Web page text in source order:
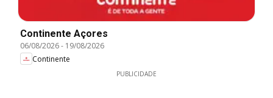
Continente Açores
06/08/2026- 19/08/2026
Continente
PUBLICIDADE